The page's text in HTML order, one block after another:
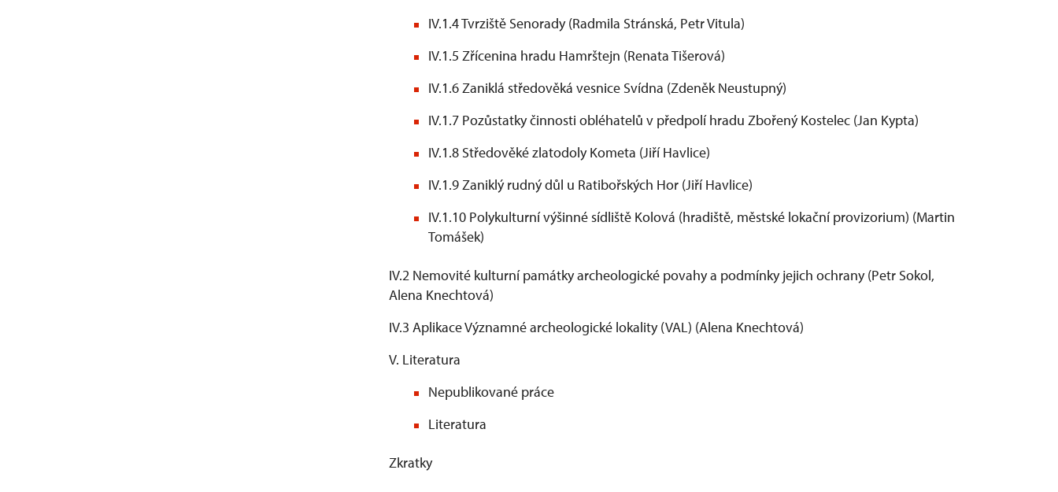
IV.1.4 Tvrziště Senorady (Radmila Stránská, Petr Vitula)
IV.1.5 Zřícenina hradu Hamrštejn (Renata Tišerová)
IV.1.6 Zaniklá středověká vesnice Svídna (Zdeněk Neustupný)
IV.1.7 Pozůstatky činnosti obléhatelů v předpolí hradu Zbořený Kostelec (Jan Kypta)
IV.1.8 Středověké zlatodoly Kometa (Jiří Havlice)
IV.1.9 Zaniklý rudný důl u Ratibořských Hor (Jiří Havlice)
IV.1.10 Polykulturní výšinné sídliště Kolová (hradiště, městské lokační provizorium) (Martin
Tomášek)
IV.2 Nemovité kulturní památky archeologické povahy a podmínky jejich ochrany (Petr Sokol,
Alena Knechtová)
IV.3 Aplikace Významné archeologické lokality (VAL) (Alena Knechtová)
V. Literatura
Nepublikované práce
Literatura
Zkratky